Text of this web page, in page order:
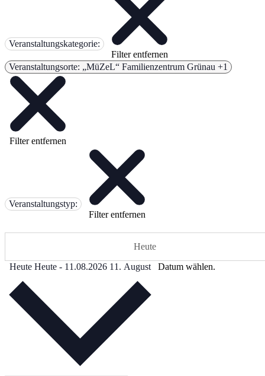
Veranstaltungskategorie:
Filter entfernen
Veranstaltungsorte: „MüZeL“ Familienzentrum Grünau +1
Filter entfernen
Veranstaltungstyp:
Filter entfernen
Heute
Heute Heute - 11.08.2026 11. August Datum wählen.